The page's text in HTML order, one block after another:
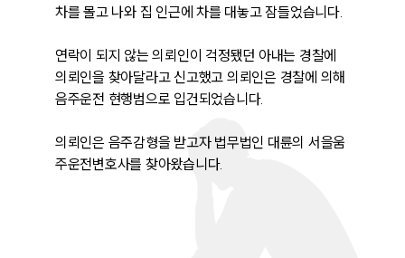
차를 몰고 나와 집 인근에 차를 대놓고 잠들었습니다.
연락이 되지 않는 의뢰인이 걱정됐던 아내는 경찰에
의뢰인을 찾아달라고 신고했고 의뢰인은 경찰에 의해
음주운전 현행범으로 입건되었습니다.
의뢰인은 음주감형을 받고자 법무법인 대륜의 서을움
주운전변호사를 찾아왔습니다.